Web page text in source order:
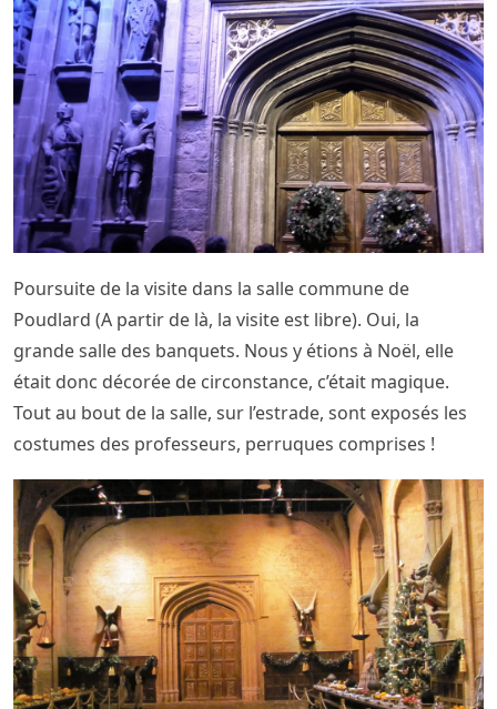
Poursuite de la visite dans la salle commune de
Poudlard (A partir de là, la visite est libre). Oui, la
grande salle des banquets. Nous y étions à Noël, elle
était donc décorée de circonstance, c’était magique.
Tout au bout de la salle, sur l’estrade, sont exposés les
costumes des professeurs, perruques comprises !